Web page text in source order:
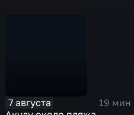
7 августа
19 мин